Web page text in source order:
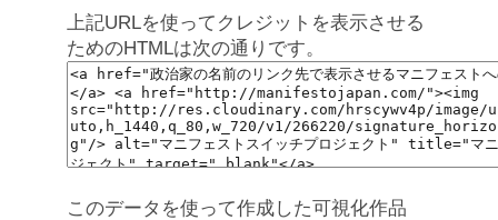
上記URLを使ってクレジットを表示させる
ためのHTMLは次の通りです。
このデータを使って作成した可視化作品